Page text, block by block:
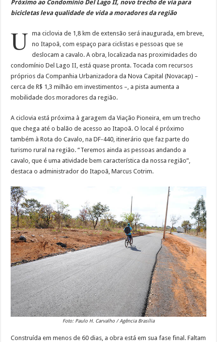
Próximo ao Condomínio Del Lago II, novo trecho de via para
bicicletas leva qualidade de vida a moradores da região
U ma ciclovia de 1,8 km de extensão será inaugurada, em breve,
no Itapoã, com espaço para ciclistas e pessoas que se
deslocam a cavalo. A obra, localizada nas proximidades do
condomínio Del Lago II, está quase pronta. Tocada com recursos
próprios da Companhia Urbanizadora da Nova Capital (Novacap) –
cerca de R$ 1,3 milhão em investimentos –, a pista aumenta a
mobilidade dos moradores da região.
A ciclovia está próxima à garagem da Viação Pioneira, em um trecho
que chega até o balão de acesso ao Itapoã. O local é próximo
também à Rota do Cavalo, na DF-440, itinerário que faz parte do
turismo rural na região. “Teremos ainda as pessoas andando a
cavalo, que é uma atividade bem característica da nossa região”,
destaca o administrador do Itapoã, Marcus Cotrim.
Foto: Paulo H. Carvalho / Agência Brasília
Construída em menos de 60 dias, a obra está em sua fase final. Faltam